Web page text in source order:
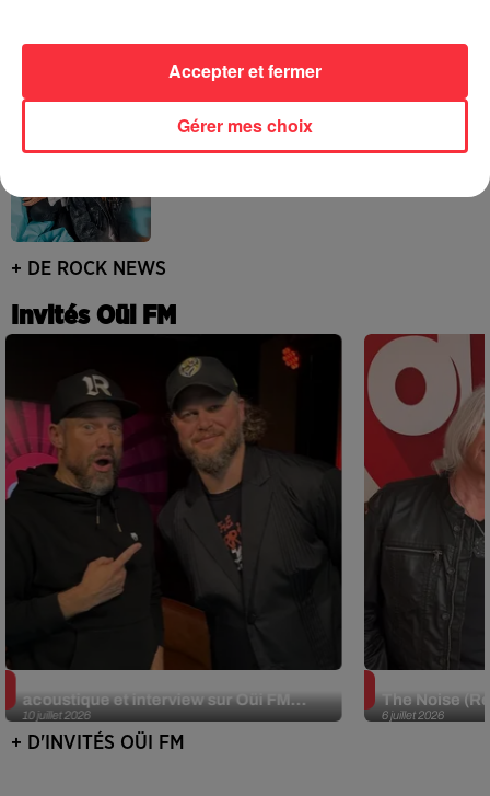
4 août 2026
Blond Redhead signe un retour en
+ DE ROCK NEWS
Invités Oüi FM
10 juillet 2026
acoustique et interview sur Oüi FM...
6 juillet 2026
The Noise
+ D'INVITÉS OÜI FM
Gérer mes choix
Accepter et fermer